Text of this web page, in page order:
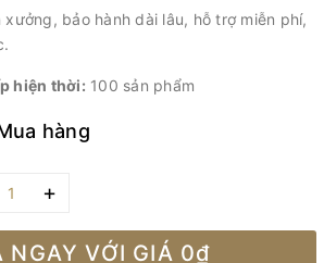
xưởng, bảo hành dài lâu, hỗ trợ miễn phí,
hiện thời: 100 sản phẩm
hàng
+
NGAY VỚI GIÁ 0₫